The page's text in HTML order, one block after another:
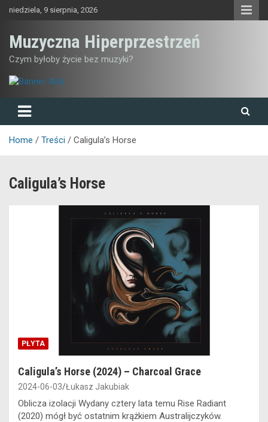
Skipniedziela, 9 sierpnia, 2026
Muzyczna Hiperprzestrzeń
Czym byłoby życie bez muzyki?
Home Treści Caligula’s Horse
Caligula’s Horse
PŁYTA
Caligula’s Horse (2024) – Charcoal Grace
2024-06-03 Łukasz Jakubiak
Oblicza izolacji Wydany cztery lata temu Rise Radiant
(2020) mógł być ostatnim krążkiem Australijczyków.